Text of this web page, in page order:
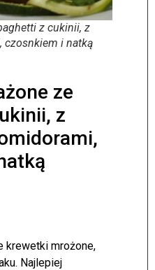
z cukinii, z
czosnkiem i natką
ze
z
krewetki mrożone,
Najlepiej